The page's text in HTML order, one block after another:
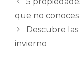
5
que no conoces
Descubre
invierno